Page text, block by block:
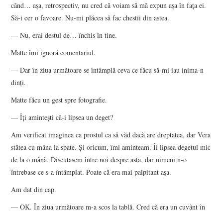
când… aşa, retrospectiv, nu cred că voiam să mă expun aşa în faţa ei.
Să-i cer o favoare. Nu-mi plăcea să fac chestii din astea.
— Nu, erai destul de… închis în tine.
Matte îmi ignoră comentariul.
— Dar în ziua următoare se întâmplă ceva ce făcu să-mi iau inima-n
dinţi.
Matte făcu un gest spre fotografie.
— Îţi aminteşti că-i lipsea un deget?
Am verificat imaginea ca prostul ca să văd dacă are dreptatea, dar Vera
stătea cu mâna la spate. Şi oricum, îmi aminteam. Îi lipsea degetul mic
de la o mână. Discutasem între noi despre asta, dar nimeni n-o
întrebase ce s-a întâmplat. Poate că era mai palpitant aşa.
Am dat din cap.
— OK. În ziua următoare m-a scos la tablă. Cred că era un cuvânt în